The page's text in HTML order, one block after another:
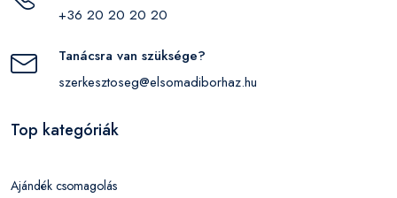
+36 20 20 20 20
Tanácsra van szüksége?
szerkesztoseg@elsomadiborhaz.hu
Top kategóriák
Ajándék csomagolás